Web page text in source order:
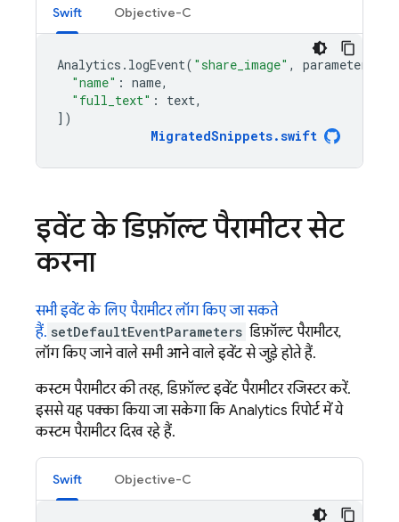
Swift Objective-C
Analytics . logEvent( "share_image" , parameters
"name" : name,
"full_text" : text,
])
MigratedSnippets.swift
इवेंट के डिफ़ॉल्ट पैरामीटर सेट
करना
सभी इवेंट के लिए पैरामीटर लॉग किए जा सकते
हैं. setDefaultEventParameters डिफ़ॉल्ट पैरामीटर,
लॉग किए जाने वाले सभी आने वाले इवेंट से जुड़े होते हैं.
कस्टम पैरामीटर की तरह, डिफ़ॉल्ट इवेंट पैरामीटर रजिस्टर करें.
इससे यह पक्का किया जा सकेगा कि Analytics रिपोर्ट में ये
कस्टम पैरामीटर दिख रहे हैं.
Swift Objective-C